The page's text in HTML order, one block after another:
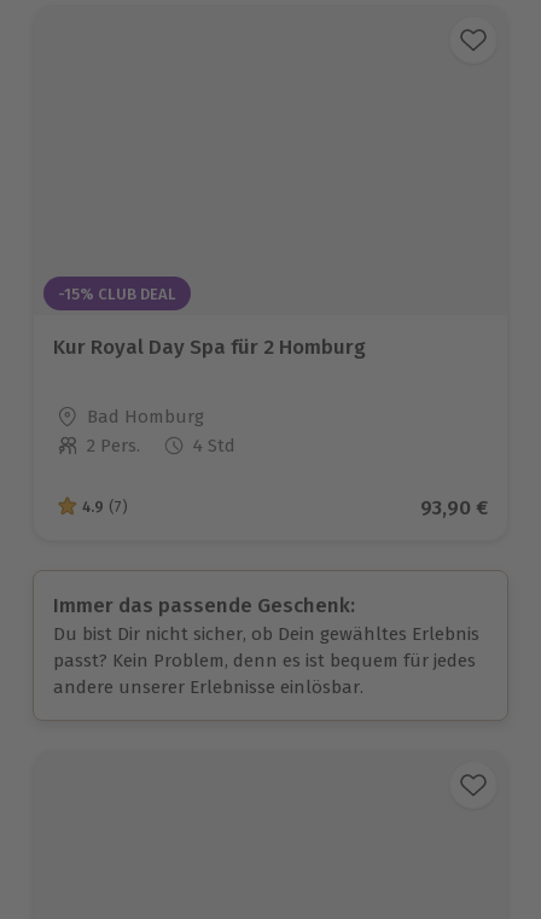
-15% CLUB DEAL
Kur Royal Day Spa für 2 Homburg
Standort
Bad Homburg
Anzahl der Teilnehmer
2 Pers. 4 Std
4.9 von 5 Sternen basierend auf 7 Bewertungen
4.9 (7) Aktueller
93,90 €
Immer das passende Geschenk:
Du bist Dir nicht sicher, ob Dein gewähltes Erlebnis
passt? Kein Problem, denn es ist bequem für jedes
andere unserer Erlebnisse einlösbar.